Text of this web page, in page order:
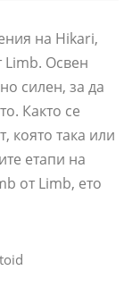
на Hikari,
Limb. Освен
силен, за да
Както се
която така или
етапи на
от Limb, ето